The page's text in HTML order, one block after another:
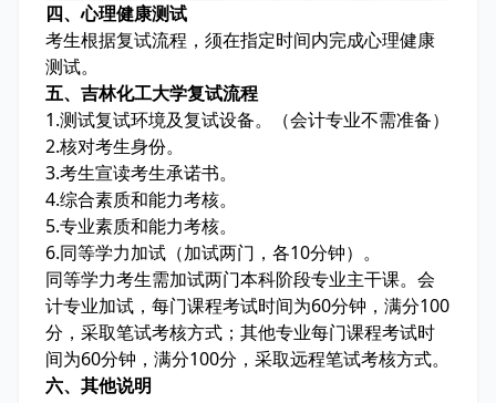
四、心理健康测试
考生根据复试流程，须在指定时间内完成心理健康
测试。
五、吉林化工大学复试流程
1.测试复试环境及复试设备。（会计专业不需准备）
2.核对考生身份。
3.考生宣读考生承诺书。
4.综合素质和能力考核。
5.专业素质和能力考核。
6.同等学力加试（加试两门，各10分钟）。
同等学力考生需加试两门本科阶段专业主干课。会
计专业加试，每门课程考试时间为60分钟，满分100
分，采取笔试考核方式；其他专业每门课程考试时
间为60分钟，满分100分，采取远程笔试考核方式。
六、其他说明